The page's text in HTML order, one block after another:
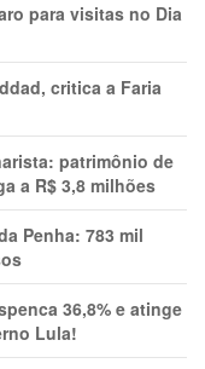
para visitas no Dia
critica a Faria
patrimônio de
a R$ 3,8 milhões
Penha: 783 mil
36,8% e atinge
Lula!